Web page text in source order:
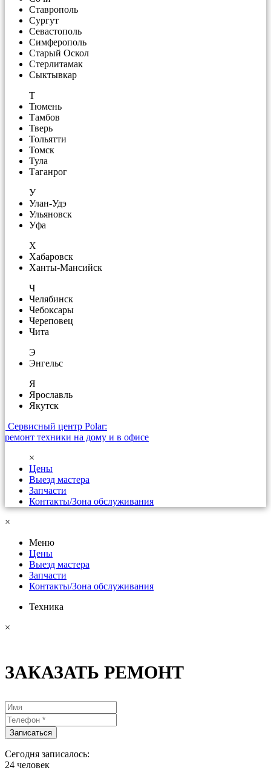
Ставрополь
Сургут
Севастополь
Симферополь
Старый Оскол
Стерлитамак
Сыктывкар
Т
Тюмень
Тамбов
Тверь
Тольятти
Томск
Тула
Таганрог
У
Улан-Удэ
Ульяновск
Уфа
Х
Хабаровск
Ханты-Мансийск
Ч
Челябинск
Чебоксары
Череповец
Чита
Э
Энгельс
Я
Ярославль
Якутск
Сервисный центр Polar:
ремонт техники на дому и в офисе
×
Цены
Выезд мастера
Запчасти
Контакты/Зона обслуживания
×
Меню
Цены
Выезд мастера
Запчасти
Контакты/Зона обслуживания
Техника
×
ЗАКАЗАТЬ РЕМОНТ
Сегодня записалось:
24 человек